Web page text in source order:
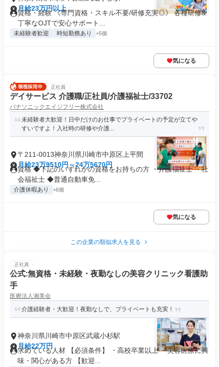
月給23万円以上
資格・経験 《専門資格・スキル不要/研修充実◎》 各種研修&
丁寧なOJTで安心サポート...
未経験者歓迎 時短勤務あり +5個
気になる
正社員
デイサービス 介護職/正社員/介護福祉士/33702
パナソニックエイジフリー株式会社
未経験者大歓迎！日中だけのお仕事でプライベートの予定が立てや
すいですよ！入社時の研修や介護...
〒211-0013神奈川県川崎市中原区上平間
月給23万9510円～24万5670円
資格 ◆下記のいずれかの資格をお持ちの方 ・介護福祉士 ・社
会福祉士 ◆普通自動車免...
介護休暇あり +6個
気になる
この企業の類似求人を見る
正社員
公式:無資格・未経験・夜勤なしの美容クリニック看護助
手
医療法人湘美会
介護経験者・大歓迎！夜勤なしで、プライベートも充実！
神奈川県川崎市中原区武蔵小杉駅
月給22万円
求めている人材 【必須条件】 ・高校卒業以上 ・美容医療に興
味・関心がある方 【歓迎...